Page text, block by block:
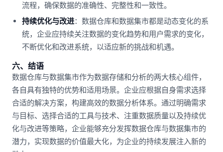
流程，确保数据的准确性、完整性和一致性。
持续优化与改进：数据仓库和数据集市都是动态变化的系
统，企业应持续关注数据的变化趋势和用户需求的变化，
不断优化和改进系统，以适应新的挑战和机遇。
六、结语
数据仓库与数据集市作为数据存储和分析的两大核心组件，
各自具有独特的优势和适用场景。企业应根据自身需求选择
合适的解决方案，构建高效的数据分析体系。通过明确需求
与目标、选择合适的工具与技术、注重数据质量以及持续优
化与改进等策略，企业能够充分发挥数据仓库与数据集市的
潜力，实现数据的价值最大化，为企业的持续发展注入新的